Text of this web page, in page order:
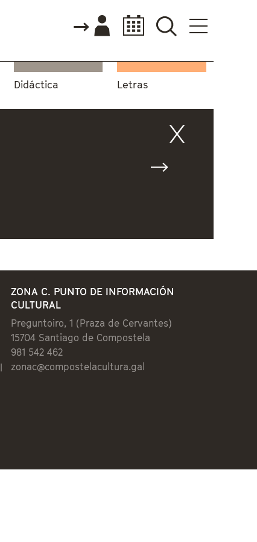
Didáctica Letras
ZONA C. PUNTO DE INFORMACIÓN
CULTURAL
Preguntoiro, 1 (Praza de Cervantes)
15704 Santiago de Compostela
981 542 462
zonac@compostelacultura.gal